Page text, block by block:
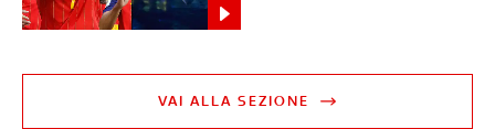
VAI ALLA SEZIONE